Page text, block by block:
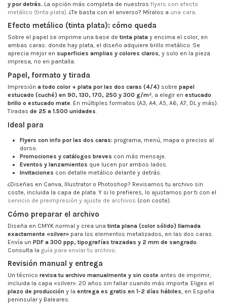
y por detrás. La opción más completa de nuestros flyers con efecto
metálico (tinta plata). ¿Te basta con el anverso? Míralos a una cara.
Efecto metálico (tinta plata): cómo queda
Sobre el papel se imprime una base de tinta plata y encima el color, en
ambas caras: donde hay plata, el diseño adquiere brillo metálico. Se
aprecia mejor en superficies amplias y colores claros, y solo en la pieza
impresa, no en pantalla.
Papel, formato y tirada
Impresión a todo color + plata por las dos caras (4/4) sobre papel
estucado (cuché) en 90, 130, 170, 250 y 300 g/m², a elegir en estucado
brillo o estucado mate. En múltiples formatos (A3, A4, A5, A6, A7, DL y más).
Tiradas de 25 a 1.500 unidades.
Ideal para
Flyers con info por las dos caras: programa, menú, mapa o precios al
dorso.
Promociones y catálogos breves con más mensaje.
Eventos y lanzamientos que lucen por ambos lados.
Invitaciones con detalle metálico delante y detrás.
¿Diseñas en Canva, Illustrator o Photoshop? Revisamos tu archivo sin
coste, incluida la capa de plata. Y si lo prefieres, lo ajustamos por ti con el
servicio de preimpresión y ajuste de archivos (con coste).
Cómo preparar el archivo
Diseña en CMYK normal y crea una tinta plana (color sólido) llamada
exactamente «silver» para los elementos metalizados, en las dos caras.
Envía un PDF a 300 ppp, tipografías trazadas y 2 mm de sangrado
Consulta la guía para enviar tu archivo
Revisión manual y entrega
Un técnico revisa tu archivo manualmente y sin coste antes de imprimir,
incluida la capa «silver». 20 años sin fallar cuando más importa. Eliges el
plazo de producción y la entrega es gratis en 1-2 días hábiles, en España
peninsular y Baleares.